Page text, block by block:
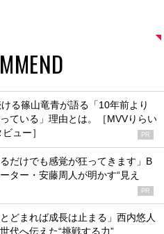
る篠山竜青が語る「10年前より
ている」理由とは。［MVVりらい
ュー］
PR
るだけでも感覚が狂ってきます」B
ター・安藤周人が明かす“見え
PR
どまれば成長は止まる」西内悠人
代へ伝えた“挑戦する力”